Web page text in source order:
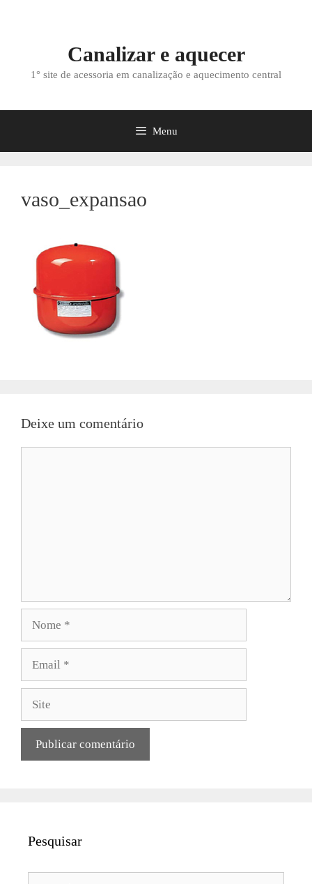
Canalizar e aquecer
1° site de acessoria em canalização e aquecimento central
Menu
vaso_expansao
Deixe um comentário
Pesquisar